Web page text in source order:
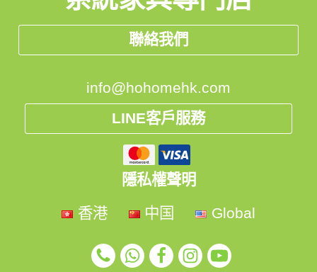
聯絡我們
info@hohomehk.com
LINE客戶服務
隱私權聲明
香港
中国 Global